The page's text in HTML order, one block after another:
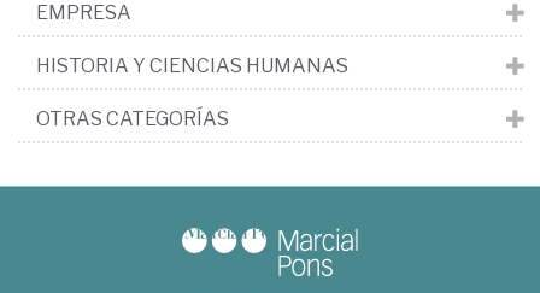
EMPRESA
HISTORIA Y CIENCIAS HUMANAS
OTRAS CATEGORÍAS